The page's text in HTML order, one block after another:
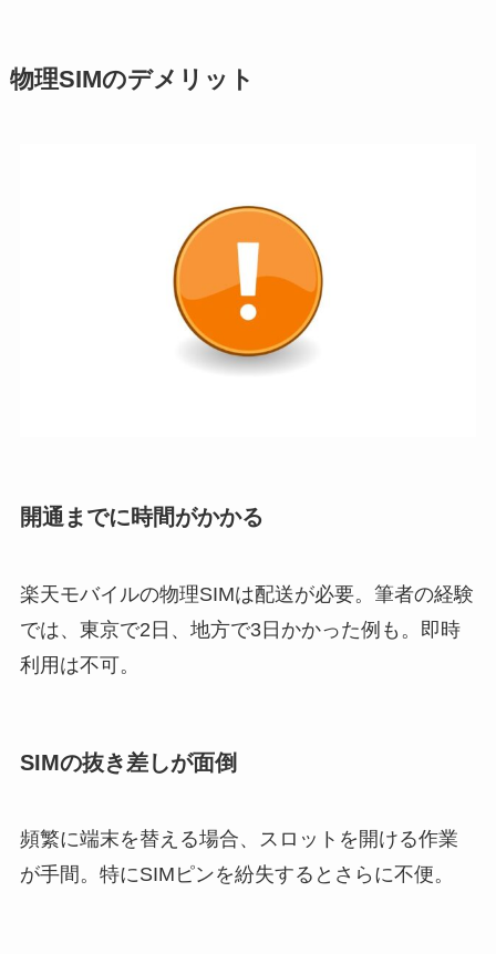
物理SIMのデメリット
開通までに時間がかかる
楽天モバイルの物理SIMは配送が必要。筆者の経験
では、東京で2日、地方で3日かかった例も。即時
利用は不可。
SIMの抜き差しが面倒
頻繁に端末を替える場合、スロットを開ける作業
が手間。特にSIMピンを紛失するとさらに不便。